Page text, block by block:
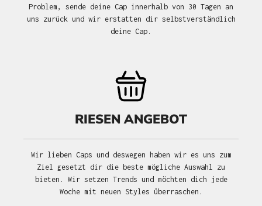
Problem, sende deine Cap innerhalb von 30 Tagen an
uns zurück und wir erstatten dir selbstverständlich
deine Cap.
RIESEN ANGEBOT
Wir lieben Caps und deswegen haben wir es uns zum
Ziel gesetzt dir die beste mögliche Auswahl zu
bieten. Wir setzen Trends und möchten dich jede
Woche mit neuen Styles überraschen.